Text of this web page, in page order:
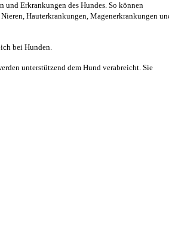
Erkrankungen des Hundes. So können
Hauterkrankungen, Magenerkrankungen
bei Hunden.
unterstützend dem Hund verabreicht. Sie